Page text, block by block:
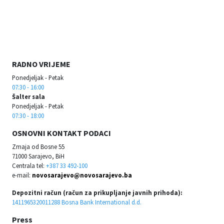
RADNO VRIJEME
Ponedjeljak - Petak
07:30 - 16:00
Šalter sala
Ponedjeljak - Petak
07:30 - 18:00
OSNOVNI KONTAKT PODACI
Zmaja od Bosne 55
71000 Sarajevo, BiH
Centrala tel: +387 33 492-100
e-mail: novosarajevo@novosarajevo.ba
Depozitni račun (račun za prikupljanje javnih prihoda):
1411965320011288 Bosna Bank International d.d.
Press